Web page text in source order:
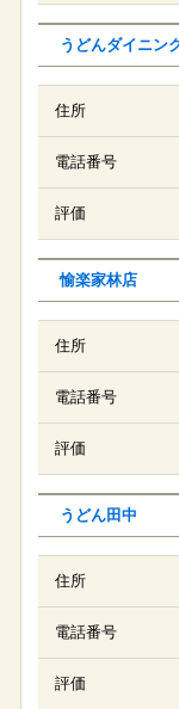
うどんダイニン
住所
電話番号
評価
愉楽家林店
住所
電話番号
評価
うどん田中
住所
電話番号
評価